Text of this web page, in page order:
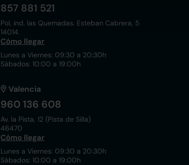
857 881 521
Pol. ind. las Quemadas. Esteban Cabrera, 5
14014
Cómo llegar
Lunes a Viernes: 09:30 a 20:30h
Sábados: 10:00 a 19:00h
Valencia
960 136 608
Av. la Pista, 12 (Pista de Silla)
46470
Cómo llegar
Lunes a Viernes: 09:30 a 20:30h
Sábados: 10:00 a 19:00h